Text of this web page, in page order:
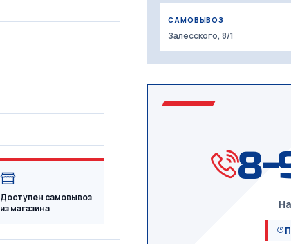
САМОВЫВОЗ
Залесского, 8/1
8-
Доступен самовывоз
из магазина